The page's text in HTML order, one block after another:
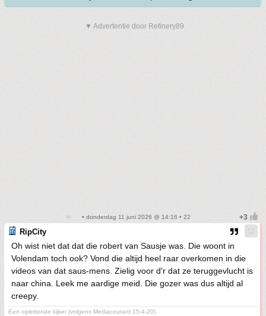
▼ Advertentie door Refinery89
• donderdag 11 juni 2026 @ 14:16 • 22
RipCity
Oh wist niet dat dat die robert van Sausje was. Die woont in
Volendam toch ook? Vond die altijd heel raar overkomen in die
videos van dat saus-mens. Zielig voor d'r dat ze teruggevlucht is
naar china. Leek me aardige meid. Die gozer was dus altijd al
creepy.
Een oplettende kijker (volgens Mediacourant 15-4-20).